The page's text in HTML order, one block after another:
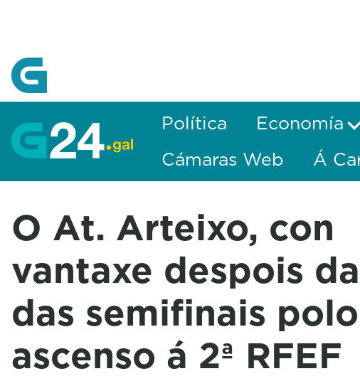
Política Economía
Cámaras Web
Á
O At. Arteixo, con
vantaxe despois
das semifinais polo
ascenso á 2ª RFEF